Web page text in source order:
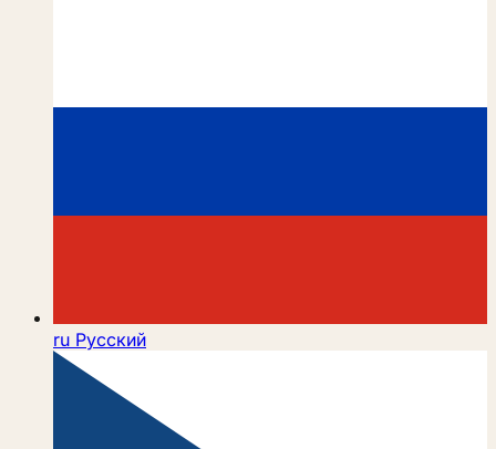
ru Русский